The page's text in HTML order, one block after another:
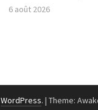
6 août 2026
WordPress. | Theme: